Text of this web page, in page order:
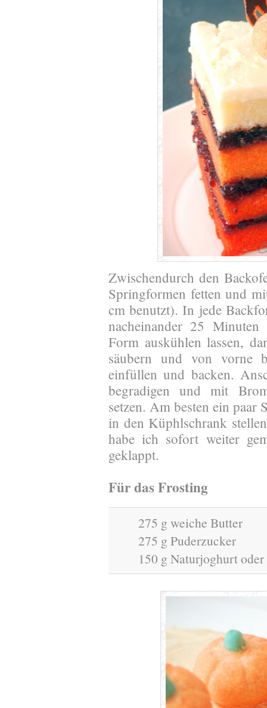
Zwischendurch den
Springformen fetten und
cm benutzt). In jede
nacheinander 25
Form auskühlen lassen,
säubern und von vorne
einfüllen und backen.
begradigen und mit
setzen. Am besten ein paar
in den Küphlschrank
habe ich sofort weiter
geklappt.
Für das Frosting
275 g weiche Butter
275 g Puderzucker
150 g Naturjoghurt